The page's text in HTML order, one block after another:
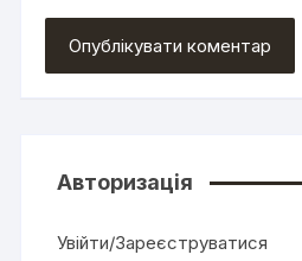
Авторизація
Увійти/Зареєструватися